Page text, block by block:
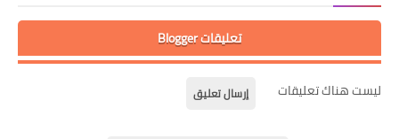
تعليقات Blogger
ليست هناك تعليقات إرسال تعليق